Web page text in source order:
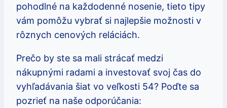
pohodlné na každodenné nosenie, tieto tipy
vám pomôžu vybrať si najlepšie možnosti v
rôznych cenových reláciách.
Prečo by ste sa mali strácať medzi
nákupnými radami a investovať svoj čas do
vyhľadávania šiat vo veľkosti 54? Poďte sa
pozrieť na naše odporúčania: